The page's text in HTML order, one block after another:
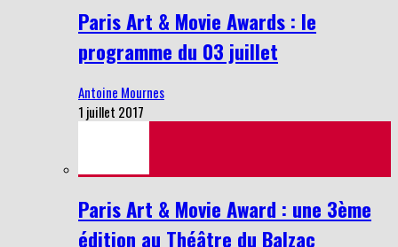
Paris Art & Movie Awards : le
programme du 03 juillet
Antoine Mournes
1 juillet 2017
Paris Art & Movie Award : une 3ème
édition au Théâtre du Balzac